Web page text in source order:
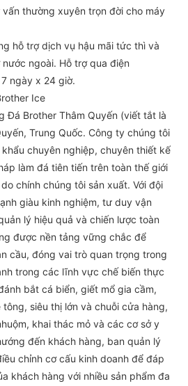
thường xuyên trọn đời cho máy
hỗ trợ dịch vụ hậu mãi tức thì và
ngoài. Hỗ trợ qua điện
ngày x 24 giờ.
Ice
Đá Brother Thâm Quyến (viết tắt là
Trung Quốc. Công ty chúng tôi
chuyên nghiệp, chuyên thiết kế
làm đá tiên tiến trên toàn thế giới
chính chúng tôi sản xuất. Với đội
giàu kinh nghiệm, tư duy vận
lý hiệu quả và chiến lược toàn
được nền tảng vững chắc để
cầu, đóng vai trò quan trọng trong
trong các lĩnh vực chế biến thực
bắt cá biển, giết mổ gia cầm,
siêu thị lớn và chuỗi cửa hàng,
khai thác mỏ và các cơ sở y
đến khách hàng, ban quản lý
chỉnh cơ cấu kinh doanh để đáp
khách hàng với nhiều sản phẩm đa